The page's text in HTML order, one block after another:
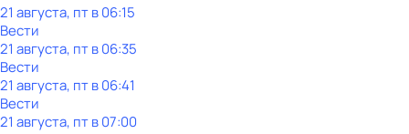
21 августа, пт в 06:15
Вести
21 августа, пт в 06:35
Вести
21 августа, пт в 06:41
Вести
21 августа, пт в 07:00